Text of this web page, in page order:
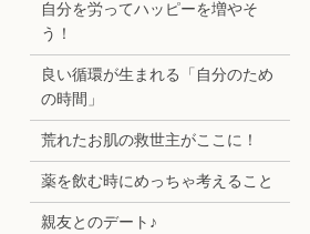
自分を労ってハッピーを増やそ
う！
良い循環が生まれる「自分のため
の時間」
荒れたお肌の救世主がここに！
薬を飲む時にめっちゃ考えること
親友とのデート♪